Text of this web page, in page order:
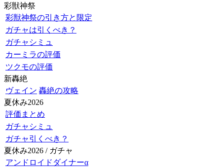
彩獣神祭
彩獣神祭の引き方と限定
ガチャは引くべき？
ガチャシミュ
カーミラの評価
ツクモの評価
新轟絶
ヴェイン 轟絶の攻略
夏休み2026
評価まとめ
ガチャシミュ
ガチャ引くべき？
夏休み2026 / ガチャ
アンドロイドダイナーα